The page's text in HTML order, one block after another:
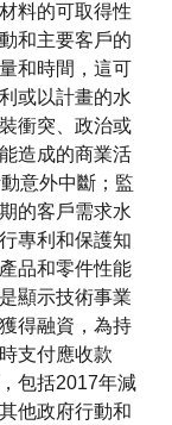
料的可取得性
和主要客戶的
和時間，這可
或以計畫的水
衝突、政治或
造成的商業活
意外中斷；監
的客戶需求水
專利和保護知
品和零件性能
顯示技術事業
得融資，為持
支付應收款
包括2017年減
他政府行動和